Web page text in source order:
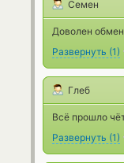
Семен
Доволен
Развернуть (1)
Глеб
Всё прошло
Развернуть (1)